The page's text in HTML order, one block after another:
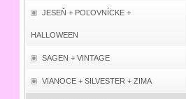
JESEŇ + POĽOVNÍCKE +
HALLOWEEN
SAGEN + VINTAGE
VIANOCE + SILVESTER + ZIMA